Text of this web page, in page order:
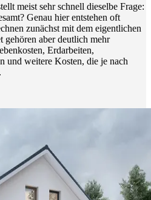
meist sehr schnell dieselbe Frage:
Genau hier entstehen oft
zunächst mit dem eigentlichen
gehören aber deutlich mehr
Erdarbeiten,
und weitere Kosten, die je nach